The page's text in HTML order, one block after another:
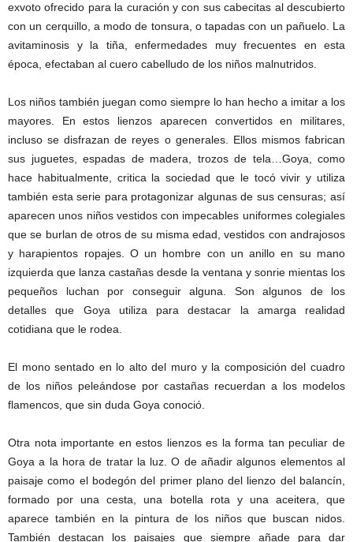
exvoto ofrecido para la curación y con sus cabecitas al descubierto
con un cerquillo, a modo de tonsura, o tapadas con un pañuelo. La
avitaminosis y la tiña, enfermedades muy frecuentes en esta
época, efectaban al cuero cabelludo de los niños malnutridos.
Los niños también juegan como siempre lo han hecho a imitar a los
mayores. En estos lienzos aparecen convertidos en militares,
incluso se disfrazan de reyes o generales. Ellos mismos fabrican
sus juguetes, espadas de madera, trozos de tela…Goya, como
hace habitualmente, critica la sociedad que le tocó vivir y utiliza
también esta serie para protagonizar algunas de sus censuras; así
aparecen unos niños vestidos con impecables uniformes colegiales
que se burlan de otros de su misma edad, vestidos con andrajosos
y harapientos ropajes. O un hombre con un anillo en su mano
izquierda que lanza castañas desde la ventana y sonrie mientas los
pequeños luchan por conseguir alguna. Son algunos de los
detalles que Goya utiliza para destacar la amarga realidad
cotidiana que le rodea.
El mono sentado en lo alto del muro y la composición del cuadro
de los niños peleándose por castañas recuerdan a los modelos
flamencos, que sin duda Goya conoció.
Otra nota importante en estos lienzos es la forma tan peculiar de
Goya a la hora de tratar la luz. O de añadir algunos elementos al
paisaje como el bodegón del primer plano del lienzo del balancín,
formado por una cesta, una botella rota y una aceitera, que
aparece también en la pintura de los niños que buscan nidos.
También destacan los paisajes que siempre añade para dar